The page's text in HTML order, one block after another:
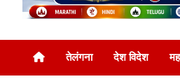
तेलंगना देश विदेश